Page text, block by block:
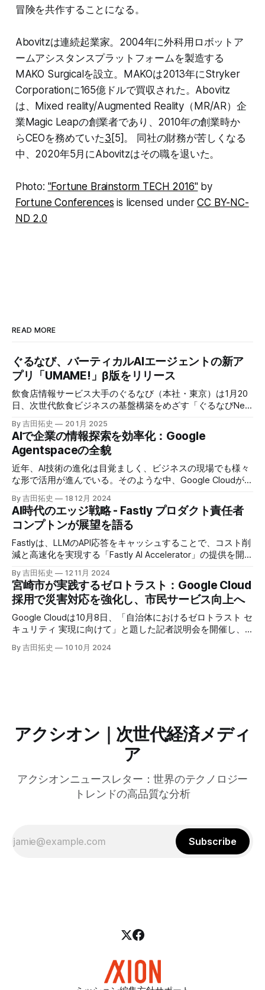
冒険を共作することになる。
Abovitzは連続起業家。2004年に外科用ロボットア
ームアシスタンスプラットフォームを製造する
MAKO Surgicalを設立。MAKOは2013年にStryker
Corporationに165億ドルで買収された。Abovitz
は、Mixed reality/Augmented Reality（MR/AR）企
業Magic Leapの創業者であり、2010年の創業時か
らCEOを務めていた3 [5]。 同社の財務が苦しくなる
中、2020年5月にAbovitzはその職を退いた。
Photo: "Fortune Brainstorm TECH 2016"by
Fortune Conferences is licensed underCC BY-NC-
ND 2.0
READ MORE
ぐるなび、バーティカルAIエージェントの新ア
プリ「UMAME!」β版をリリース
飲食店情報サービス大手のぐるなび（本社・東京）は1月20
日、次世代飲食ビジネスの基盤構築をめざす「ぐるなびNext
プロジェクト」の初成果として、新たな飲食店探索アプリ
「UMAME!（うまみー！）」のβ版を公開した。
By 吉田拓史 20 1月 2025
AIで企業の情報探索を効率化：Google
Agentspaceの全貌
近年、AI技術の進化は目覚ましく、ビジネスの現場でも様々
な形で活用が進んでいる。そのような中、Google Cloudが新
たに発表したGoogle Agentspaceは、いま注目を集めるAIエ
ージェントがエンタープライズITを大きく変革する予兆と言
えるだろう。
By 吉田拓史 18 12月 2024
AI時代のエッジ戦略 - Fastly プロダクト責任者
コンプトンが展望を語る
Fastlyは、LLMのAPI応答をキャッシュすることで、コスト削
減と高速化を実現する「Fastly AI Accelerator」の提供を開始
した。キップ・コンプトン最高プロダクト責任者（CPO）
は、類似した質問への応答を再利用し、効率的な処理を可能
にすると説明した。さらに、コンプトンは、エッジコンピュ
ーティングの利点を活かしたパーソナライズや、エッジにお
けるGPUの経済性、セキュリティへの取り組みなど、Fastly
のAI戦略について語った。
By 吉田拓史 12 11月 2024
宮崎市が実践するゼロトラスト：Google Cloud
採用で災害対応を強化し、市民サービス向上へ
Google Cloudは10月8日、「自治体におけるゼロトラスト セ
キュリティ 実現に向けて」と題した記者説明会を開催し、
自治体向けにゼロトラストセキュリティ導入を支援するプロ
グラムを発表した。宮崎市の事例では、Google Workspace
By 吉田拓史 10 10月 2024
アクシオン｜次世代経済メディ
ア
アクシオンニュースレター：世界のテクノロジー
トレンドの高品質な分析
Subscribe